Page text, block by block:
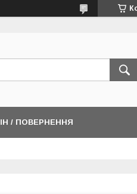
/ ПОВЕРНЕННЯ